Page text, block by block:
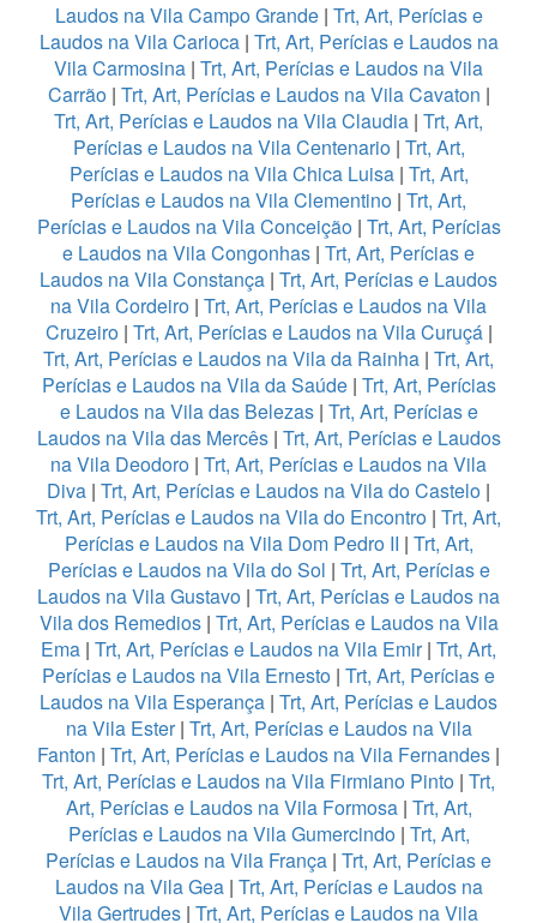
Laudos na Vila Campo Grande| Trt, Art, Perícias e
Laudos na Vila Carioca| Trt, Art, Perícias e Laudos na
Vila Carmosina | Trt, Art, Perícias e Laudos na Vila
Carrão| Trt, Art, Perícias e Laudos na Vila Cavaton |
Trt, Art, Perícias e Laudos na Vila Claudia | Trt, Art,
Perícias e Laudos na Vila Centenario| Trt, Art,
Perícias e Laudos na Vila Chica Luisa | Trt, Art,
Perícias e Laudos na Vila Clementino | Trt, Art,
Perícias e Laudos na Vila Conceição| Trt, Art, Perícias
e Laudos na Vila Congonhas | Trt, Art, Perícias e
Laudos na Vila Constança | Trt, Art, Perícias e Laudos
na Vila Cordeiro | Trt, Art, Perícias e Laudos na Vila
Cruzeiro | Trt, Art, Perícias e Laudos na Vila Curuçá |
Trt, Art, Perícias e Laudos na Vila da Rainha | Trt, Art,
Perícias e Laudos na Vila da Saúde| Trt, Art, Perícias
e Laudos na Vila das Belezas| Trt, Art, Perícias e
Laudos na Vila das Mercês| Trt, Art, Perícias e Laudos
na Vila Deodoro | Trt, Art, Perícias e Laudos na Vila
Diva | Trt, Art, Perícias e Laudos na Vila do Castelo |
Trt, Art, Perícias e Laudos na Vila do Encontro | Trt, Art,
Perícias e Laudos na Vila Dom Pedro II | Trt, Art,
Perícias e Laudos na Vila do Sol | Trt, Art, Perícias e
Laudos na Vila Gustavo | Trt, Art, Perícias e Laudos na
Vila dos Remedios| Trt, Art, Perícias e Laudos na Vila
Ema | Trt, Art, Perícias e Laudos na Vila Emir| Trt, Art,
Perícias e Laudos na Vila Ernesto | Trt, Art, Perícias e
Laudos na Vila Esperança | Trt, Art, Perícias e Laudos
na Vila Ester| Trt, Art, Perícias e Laudos na Vila
Fanton | Trt, Art, Perícias e Laudos na Vila Fernandes |
Trt, Art, Perícias e Laudos na Vila Firmiano Pinto | Trt,
Art, Perícias e Laudos na Vila Formosa| Trt, Art,
Perícias e Laudos na Vila Gumercindo| Trt, Art,
Perícias e Laudos na Vila França | Trt, Art, Perícias e
Laudos na Vila Gea| Trt, Art, Perícias e Laudos na
Vila Gertrudes | Trt, Art, Perícias e Laudos na Vila